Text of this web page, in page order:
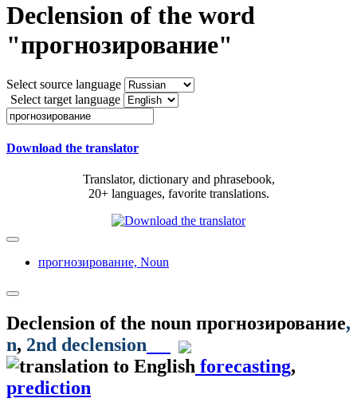
Declension of the word
"прогнозирование"
Select source language
Select target language
Download the translator
Translator, dictionary and phrasebook,
20+ languages, favorite translations.
прогнозирование, Noun
Declension of the noun прогнозирование,
n, 2nd declension
forecasting,
prediction